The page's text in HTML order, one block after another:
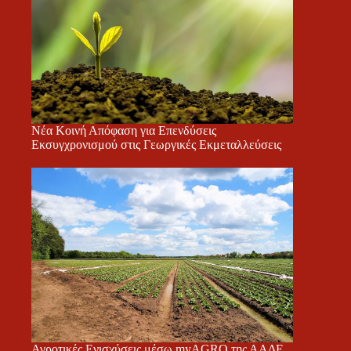
Νέα Κοινή Απόφαση για Επενδύσεις
Εκσυγχρονισμού στις Γεωργικές Εκμεταλλεύσεις